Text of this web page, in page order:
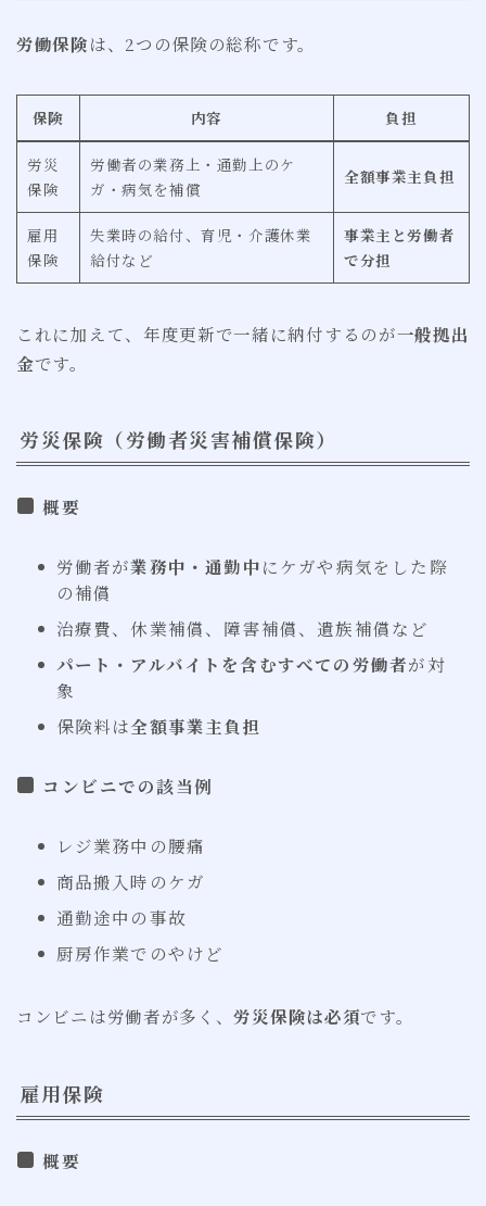
労働保険は、2つの保険の総称です。
保険 内容 負担
労災
保険
労働者の業務上・通勤上のケ
ガ・病気を補償
全額事業主負担
雇用
保険
失業時の給付、育児・介護休業
給付など
事業主と労働者
で分担
これに加えて、年度更新で一緒に納付するのが一般拠出
金です。
労災保険（労働者災害補償保険）
概要
労働者が業務中・通勤中にケガや病気をした際
の補償
治療費、休業補償、障害補償、遺族補償など
パート・アルバイトを含むすべての労働者が対
象
保険料は全額事業主負担
コンビニでの該当例
レジ業務中の腰痛
商品搬入時のケガ
通勤途中の事故
厨房作業でのやけど
コンビニは労働者が多く、労災保険は必須です。
雇用保険
概要